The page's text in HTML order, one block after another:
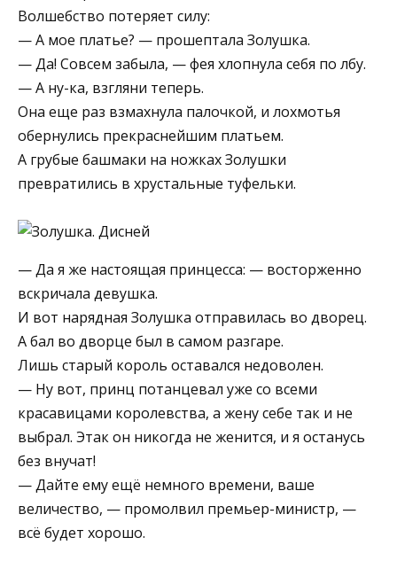
Волшебство потеряет силу:
— А мое платье? — прошептала Золушка.
— Да! Совсем забыла, — фея хлопнула себя по лбу.
— А ну-ка, взгляни теперь.
Она еще раз взмахнула палочкой, и лохмотья
обернулись прекраснейшим платьем.
А грубые башмаки на ножках Золушки
превратились в хрустальные туфельки.
— Да я же настоящая принцесса: — восторженно
вскричала девушка.
И вот нарядная Золушка отправилась во дворец.
А бал во дворце был в самом разгаре.
Лишь старый король оставался недоволен.
— Ну вот, принц потанцевал уже со всеми
красавицами королевства, а жену себе так и не
выбрал. Этак он никогда не женится, и я останусь
без внучат!
— Дайте ему ещё немного времени, ваше
величество, — промолвил премьер-министр, —
всё будет хорошо.